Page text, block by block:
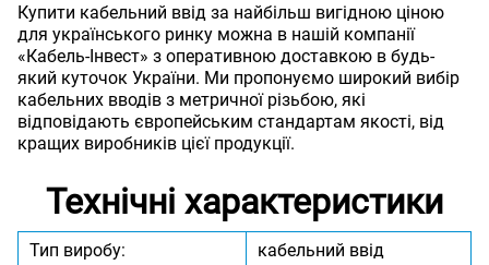
Купити кабельний ввід за найбільш вигідною ціною
для українського ринку можна в нашій компанії
«Кабель-Інвест» з оперативною доставкою в будь-
який куточок України. Ми пропонуємо широкий вибір
кабельних вводів з метричної різьбою, які
відповідають європейським стандартам якості, від
кращих виробників цієї продукції.
Технічні характеристики
Тип виробу:
кабельний ввід